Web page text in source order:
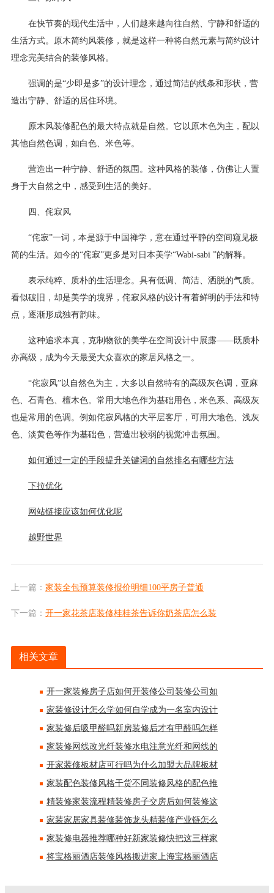
在快节奏的现代生活中，人们越来越向往自然、宁静和舒适的
生活方式。原木简约风装修，就是这样一种将自然元素与简约设计
理念完美结合的装修风格。
强调的是“少即是多”的设计理念，通过简洁的线条和形状，营
造出宁静、舒适的居住环境。
原木风装修配色的最大特点就是自然。它以原木色为主，配以
其他自然色调，如白色、米色等。
营造出一种宁静、舒适的氛围。这种风格的装修，仿佛让人置
身于大自然之中，感受到生活的美好。
四、侘寂风
“侘寂”一词，本是源于中国禅学，意在通过平静的空间窥见极
简的生活。如今的“侘寂”更多是对日本美学“Wabi-sabi ”的解释。
表示纯粹、质朴的生活理念。具有低调、简洁、洒脱的气质。
看似破旧，却是美学的境界，侘寂风格的设计有着鲜明的手法和特
点，逐渐形成独有韵味。
这种追求本真，克制物欲的美学在空间设计中展露——既质朴
亦高级，成为今天最受大众喜欢的家居风格之一。
“侘寂风”以自然色为主，大多以自然特有的高级灰色调，亚麻
色、石青色、檀木色。常用大地色作为基础用色，米色系、高级灰
也是常用的色调。例如侘寂风格的大平层客厅，可用大地色、浅灰
色、淡黄色等作为基础色，营造出较弱的视觉冲击氛围。
如何通过一定的手段提升关键词的自然排名有哪些方法
下拉优化
网站链接应该如何优化呢
越野世界
上一篇： 家装全包预算装修报价明细100平房子普通
下一篇： 开一家花茶店装修桂桂茶告诉你奶茶店怎么装
相关文章
开一家装修房子店如何开装修公司装修公司如
家装修设计怎么学如何自学成为一名室内设计
家装修后吸甲醛吗新房装修后才有甲醛吗怎样
家装修网线改光纤装修水电注意光纤和网线的
开家装修板材店可行吗为什么加盟大品牌板材
家装配色装修风格干货不同装修风格的配色推
精装修家装流程精装修房子交房后如何装修这
家装家居家具装修装饰龙头精装修产业链怎么
家装修电器推荐哪种好新家装修快把这三样家
将宝格丽酒店装修风格搬进家上海宝格丽酒店